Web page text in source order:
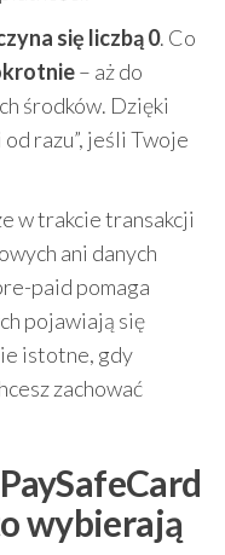
się liczbą 0. Co
– aż do
środków. Dzięki
od razu”, jeśli Twoje
w trakcie transakcji
ani danych
paid pomaga
pojawiają się
istotne, gdy
zachować
wybierają